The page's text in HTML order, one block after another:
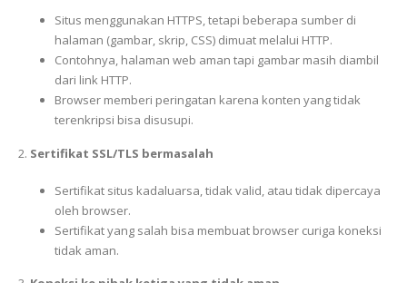
Situs menggunakan HTTPS, tetapi beberapa sumber di
halaman (gambar, skrip, CSS) dimuat melalui HTTP.
Contohnya, halaman web aman tapi gambar masih diambil
dari link HTTP.
Browser memberi peringatan karena konten yang tidak
terenkripsi bisa disusupi.
2. Sertifikat SSL/TLS bermasalah
Sertifikat situs kadaluarsa, tidak valid, atau tidak dipercaya
oleh browser.
Sertifikat yang salah bisa membuat browser curiga koneksi
tidak aman.